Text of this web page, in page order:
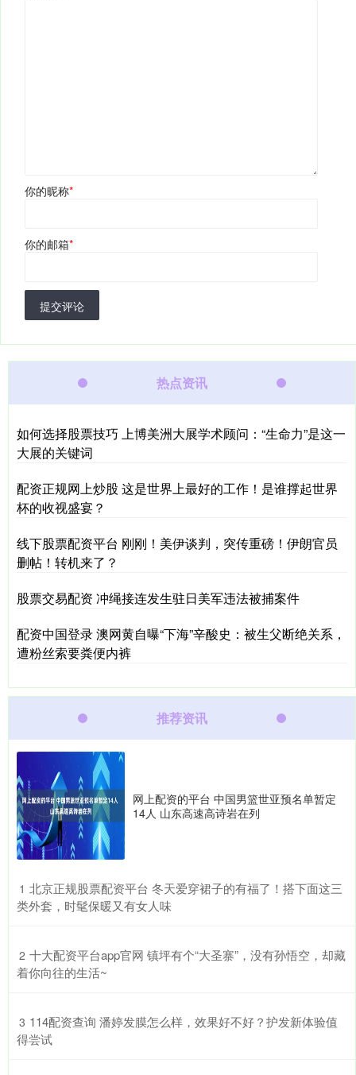
你的昵称*
你的邮箱*
提交评论
热点资讯
如何选择股票技巧 上博美洲大展学术顾问：“生命力”是这一
大展的关键词
配资正规网上炒股 这是世界上最好的工作！是谁撑起世界
杯的收视盛宴？
线下股票配资平台 刚刚！美伊谈判，突传重磅！伊朗官员
删帖！转机来了？
股票交易配资 冲绳接连发生驻日美军违法被捕案件
配资中国登录 澳网黄自曝“下海”辛酸史：被生父断绝关系，
遭粉丝索要粪便内裤
推荐资讯
网上配资的平台 中国男篮世亚预名单暂定
14人 山东高速高诗岩在列
1 ​北京正规股票配资平台 冬天爱穿裙子的有福了！搭下面这三
类外套，时髦保暖又有女人味
2 ​十大配资平台app官网 镇坪有个“大圣寨”，没有孙悟空，却藏
着你向往的生活~
3 ​114配资查询 潘婷发膜怎么样，效果好不好？护发新体验值
得尝试